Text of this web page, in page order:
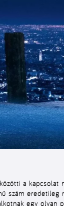
a kapcsolat
szám eredetileg
egy olyan